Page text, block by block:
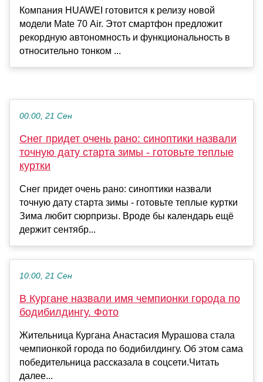
Компания HUAWEI готовится к релизу новой
модели Mate 70 Air. Этот смартфон предложит
рекордную автономность и функциональность в
относительно тонком ...
00:00, 21 Сен
Снег придет очень рано: синоптики назвали
точную дату старта зимы - готовьте теплые
куртки
Снег придет очень рано: синоптики назвали
точную дату старта зимы - готовьте теплые куртки
Зима любит сюрпризы. Вроде бы календарь ещё
держит сентябр...
10:00, 21 Сен
В Кургане назвали имя чемпионки города по
бодибилдингу. Фото
Жительница Кургана Анастасия Мурашова стала
чемпионкой города по бодибилдингу. Об этом сама
победительница рассказала в соцсети.Читать
далее...